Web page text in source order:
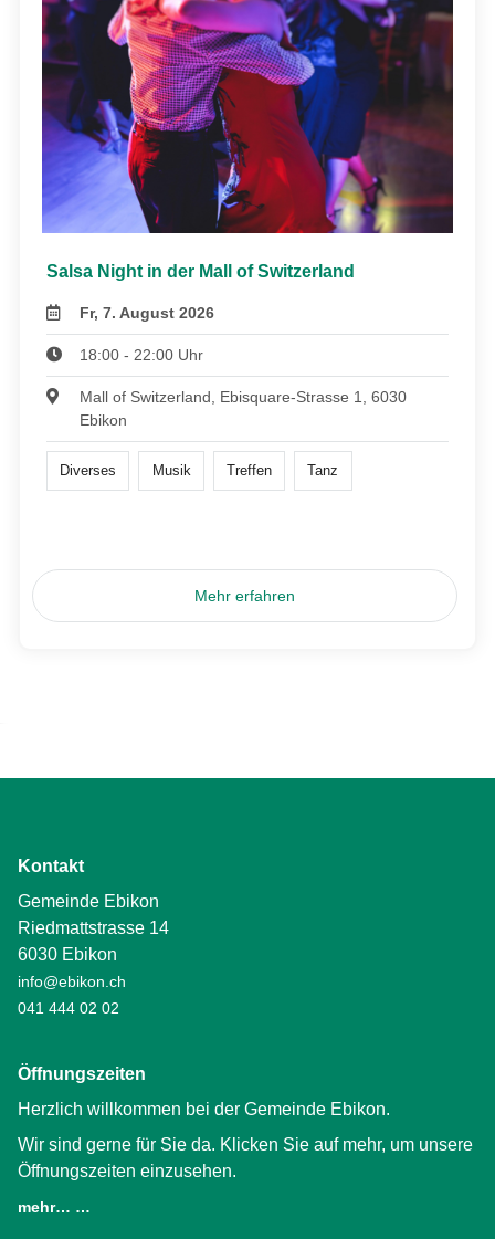
Salsa Night in der Mall of Switzerland
Fr, 7. August 2026
18:00 - 22:00 Uhr
Mall of Switzerland, Ebisquare-Strasse 1, 6030
Ebikon
Diverses Musik Treffen Tanz
Mehr erfahren
Kontakt
Gemeinde Ebikon
Riedmattstrasse 14
6030 Ebikon
info@ebikon.ch
041 444 02 02
Öffnungszeiten
Herzlich willkommen bei der Gemeinde Ebikon.
Wir sind gerne für Sie da. Klicken Sie auf mehr, um unsere
Öffnungszeiten einzusehen.
mehr… …